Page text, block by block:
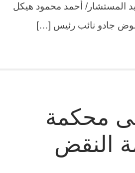
لسنة 1988 برئاسة السيد المستشار/ أحمد محمود هيكل
جادو نائب رئيس […]
محكمة
النقض